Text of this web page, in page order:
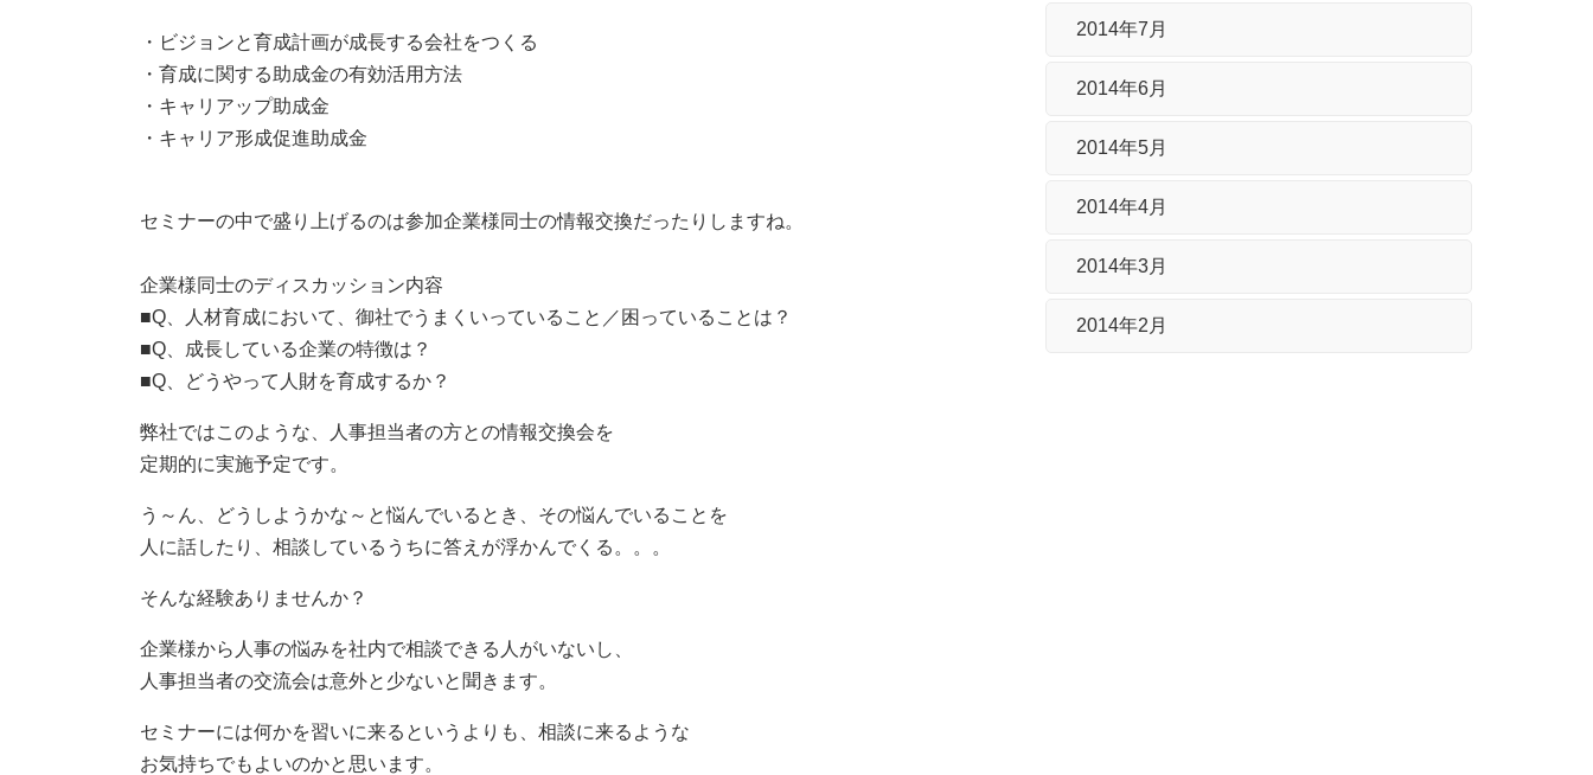
・ビジョンと育成計画が成長する会社をつくる
・育成に関する助成金の有効活用方法
・キャリアップ助成金
・キャリア形成促進助成金
セミナーの中で盛り上げるのは参加企業様同士の情報交換だったりしますね。
企業様同士のディスカッション内容
■Q、人材育成において、御社でうまくいっていること／困っていることは？
■Q、成長している企業の特徴は？
■Q、どうやって人財を育成するか？
弊社ではこのような、人事担当者の方との情報交換会を
定期的に実施予定です。
う～ん、どうしようかな～と悩んでいるとき、その悩んでいることを
人に話したり、相談しているうちに答えが浮かんでくる。。。
そんな経験ありませんか？
企業様から人事の悩みを社内で相談できる人がいないし、
人事担当者の交流会は意外と少ないと聞きます。
セミナーには何かを習いに来るというよりも、相談に来るような
お気持ちでもよいのかと思います。
2014年7月
2014年6月
2014年5月
2014年4月
2014年3月
2014年2月